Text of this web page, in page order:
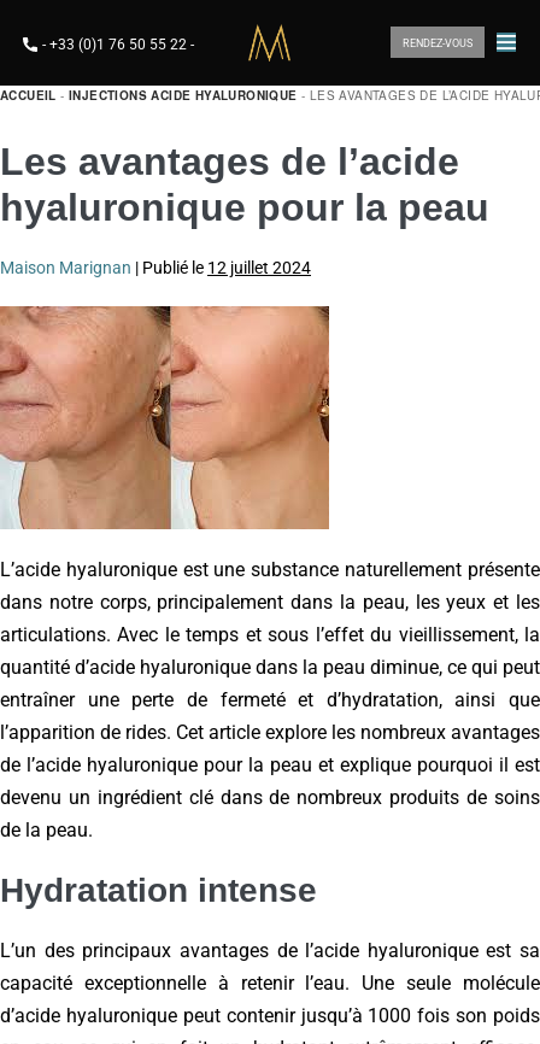
- +33 (0)1 76 50 55 22 - RENDEZ-VOUS
ACCUEIL -INJECTIONS ACIDE HYALURONIQUE - LES AVANTAGES DE L’ACIDE
Les avantages de l’acide
hyaluronique pour la peau
Maison Marignan | Publié le 12 juillet 2024
L’acide hyaluronique est une substance naturellement présente
dans notre corps, principalement dans la peau, les yeux et les
articulations. Avec le temps et sous l’effet du vieillissement, la
quantité d’acide hyaluronique dans la peau diminue, ce qui peut
entraîner une perte de fermeté et d’hydratation, ainsi que
l’apparition de rides. Cet article explore les nombreux avantages
de l’acide hyaluronique pour la peau et explique pourquoi il est
devenu un ingrédient clé dans de nombreux produits de soins
de la peau.
Hydratation intense
L’un des principaux avantages de l’acide hyaluronique est sa
capacité exceptionnelle à retenir l’eau. Une seule molécule
d’acide hyaluronique peut contenir jusqu’à 1000 fois son poids